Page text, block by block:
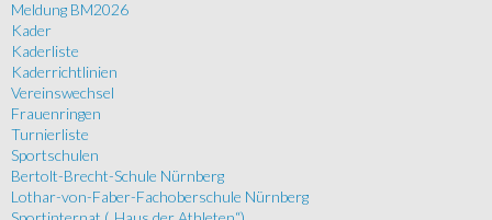
Meldung BM2026
Kader
Kaderliste
Kaderrichtlinien
Vereinswechsel
Frauenringen
Turnierliste
Sportschulen
Bertolt-Brecht-Schule Nürnberg
Lothar-von-Faber-Fachoberschule Nürnberg